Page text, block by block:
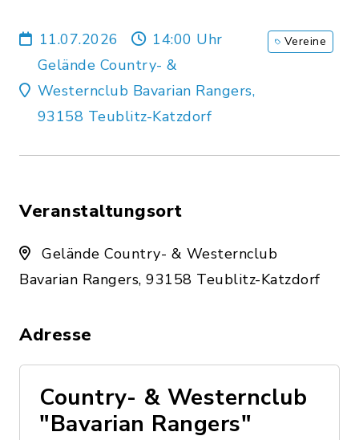
11.07.2026
14:00 Uhr
Gelände Country- &
Westernclub Bavarian Rangers,
93158 Teublitz-Katzdorf
Vereine
Veranstaltungsort
Gelände Country- & Westernclub
Bavarian Rangers, 93158 Teublitz-Katzdorf
Adresse
Country- & Westernclub
"Bavarian Rangers"